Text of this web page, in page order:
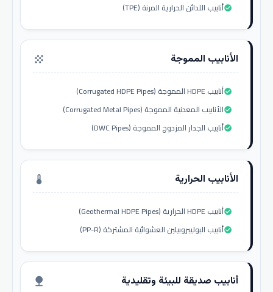
أنابيب اللدائن الحرارية المرنة (TPE)check_circle
الأنابيب المموجة grain
أنابيب HDPE المموجة (Corrugated HDPE Pipes)check_circle
الأنابيب المعدنية المموجة (Corrugated Metal Pipes)check_circle
أنابيب الجدار المزدوج المموجة (DWC Pipes)check_circle
الأنابيب الحرارية thermostat
أنابيب HDPE الحرارية (Geothermal HDPE Pipes)check_circle
أنابيب البوليبروبيلين العشوائية المشتركة (PP-R)check_circle
أنابيب صديقة للبيئة وتقليدية nature